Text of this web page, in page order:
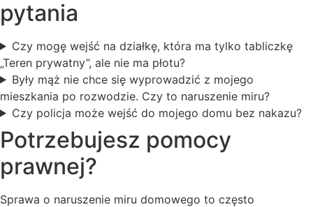
pytania
Czy mogę wejść na działkę, która ma tylko tabliczkę
„Teren prywatny”, ale nie ma płotu?
Były mąż nie chce się wyprowadzić z mojego
mieszkania po rozwodzie. Czy to naruszenie miru?
Czy policja może wejść do mojego domu bez nakazu?
Potrzebujesz pomocy
prawnej?
Sprawa o naruszenie miru domowego to często